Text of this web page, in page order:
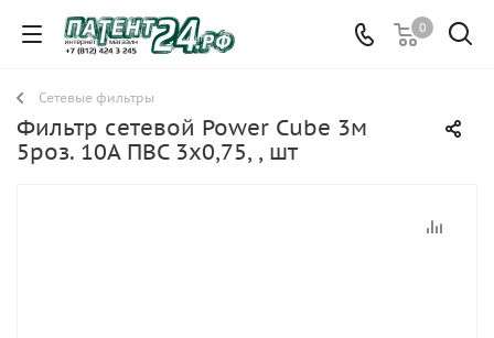
0
Сетевые фильтры
Фильтр сетевой Power Cube 3м
5роз. 10А ПВС 3х0,75, , шт